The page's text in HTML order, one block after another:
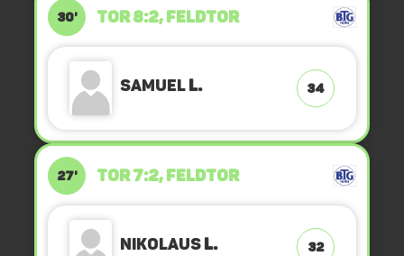
30' TOR 8:2, FELDTOR
SamuelL. 34
27' TOR 7:2, FELDTOR
NikolausL. 32